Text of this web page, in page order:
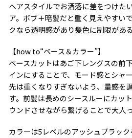
ヘアスタイルでお洒落に差をつけた
ア。ボブ＋暗髪だと重く見えやすい
クなら透明感があり髪色に制限があ
【how to“ベース＆カラー”】
ベースカットはあご下レングスの前
インにすることで、モード感とシャ
先は重くなりすぎないよう、量感を
す。前髪は長めのシースルーにカッ
ウンドさせながら繋げることで大人
カラーは5レベルのアッシュブラッ